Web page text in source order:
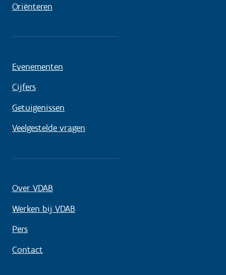
Oriënteren
Evenementen
Cijfers
Getuigenissen
Veelgestelde vragen
Over VDAB
Werken bij VDAB
Pers
Contact